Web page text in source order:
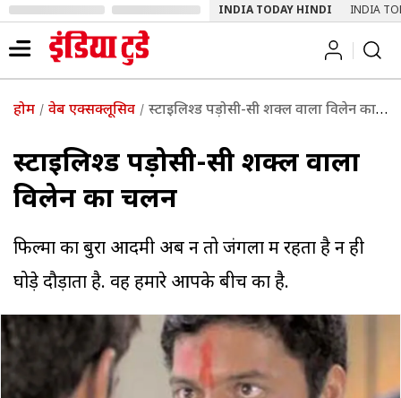
INDIA TODAY HINDI INDIA
होम वेब एक्सक्लूसिव स्टाइलिश्ड पड़ोसी-सी शक्ल वाला विलेन का चलन | पढ़ें इंडिया टुडे
स्टाइलिश्ड पड़ोसी-सी शक्ल वाला
विलेन का चलन
फिल्मों का बुरा आदमी अब न तो जंगलों में रहता है न ही
घोड़े दौड़ाता है. वह हमारे आपके बीच का है.